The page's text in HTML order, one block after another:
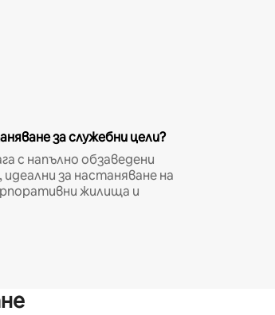
за служебни цели?
с напълно обзаведени
за настаняване на
жилища и